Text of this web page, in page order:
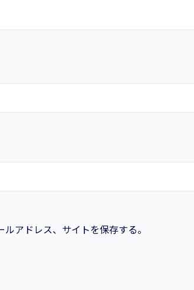
アドレス、サイトを保存する。